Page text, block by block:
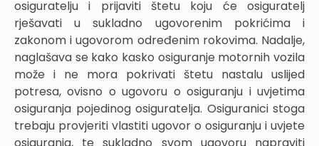
osiguratelju i prijaviti štetu koju će osiguratelj
rješavati u sukladno ugovorenim pokrićima i
zakonom i ugovorom određenim rokovima. Nadalje,
naglašava se kako kasko osiguranje motornih vozila
može i ne mora pokrivati štetu nastalu uslijed
potresa, ovisno o ugovoru o osiguranju i uvjetima
osiguranja pojedinog osiguratelja. Osiguranici stoga
trebaju provjeriti vlastiti ugovor o osiguranju i uvjete